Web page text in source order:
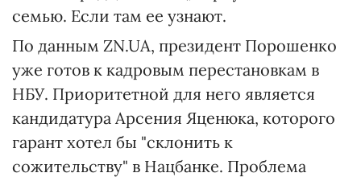
семью. Если там ее узнают.
По данным ZN.UA, президент Порошенко
уже готов к кадровым перестановкам в
НБУ. Приоритетной для него является
кандидатура Арсения Яценюка, которого
гарант хотел бы "склонить к
сожительству" в Нацбанке. Проблема